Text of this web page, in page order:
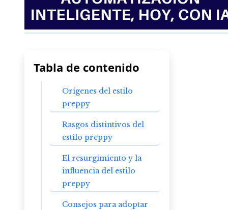
Tabla de contenido
Orígenes del estilo
preppy
Rasgos distintivos del
estilo preppy
El resurgimiento y la
influencia del estilo
preppy
Consejos para adoptar